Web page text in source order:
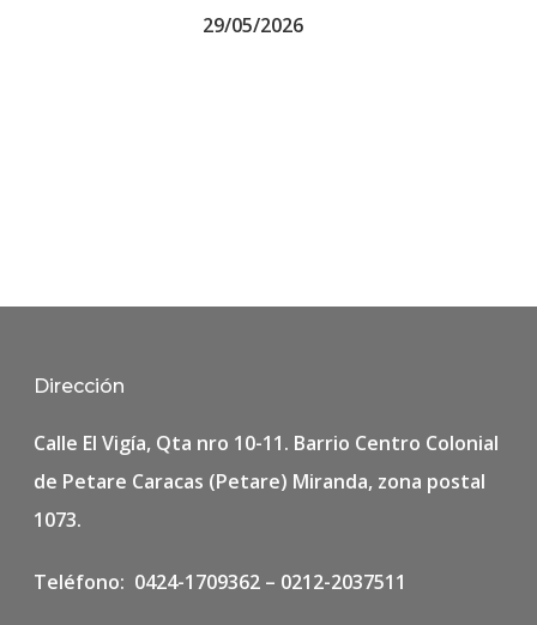
29/05/2026
Dirección
Calle El Vigía, Qta nro 10-11. Barrio Centro Colonial
de Petare Caracas (Petare) Miranda, zona postal
1073.
Teléfono: 0424-1709362 – 0212-2037511